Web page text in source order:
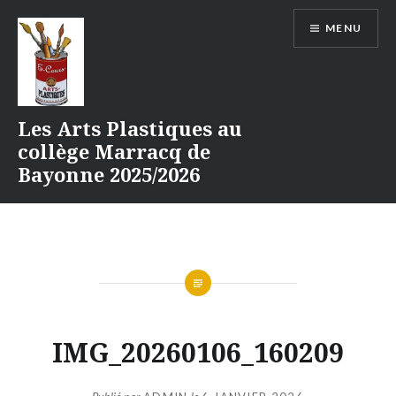
contenu
Les Arts Plastiques au
collège Marracq de
Bayonne 2025/2026
MENU
IMG_20260106_160209